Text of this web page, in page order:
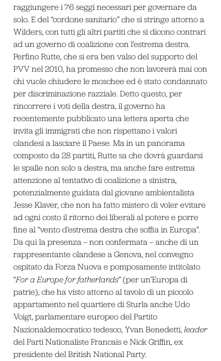
raggiungere i 76 seggi necessari per governare da
solo. E del “cordone sanitario” che si stringe attorno a
Wilders, con tutti gli altri partiti che si dicono contrari
ad un governo di coalizione con l’estrema destra.
Perfino Rutte, che si era ben valso del supporto del
PVV nel 2010, ha promesso che non lavorerà mai con
chi vuole chiudere le moschee ed è stato condannato
per discriminazione razziale. Detto questo, per
rincorrere i voti della destra, il governo ha
recentemente pubblicato una lettera aperta che
invita gli immigrati che non rispettano i valori
olandesi a lasciare il Paese. Ma in un panorama
composto da 28 partiti, Rutte sa che dovrà guardarsi
le spalle non solo a destra, ma anche fare estrema
attenzione al tentativo di coalizione a sinistra,
potenzialmente guidata dal giovane ambientalista
Jesse Klaver, che non ha fatto mistero di voler evitare
ad ogni costo il ritorno dei liberali al potere e porre
fine al “vento d’estrema destra che soffia in Europa”.
Da qui la presenza – non confermata – anche di un
rappresentante olandese a Genova, nel convegno
ospitato da Forza Nuova e pomposamente intitolato
“For a Europe for fatherlands” (per un’Europa di
patrie), che ha visto attorno al tavolo di un piccolo
appartamento nel quartiere di Sturla anche Udo
Voigt, parlamentare europeo del Partito
Nazionaldemocratico tedesco, Yvan Benedetti, leader
del Parti Nationaliste Francais e Nick Griffin, ex
presidente del British National Party.